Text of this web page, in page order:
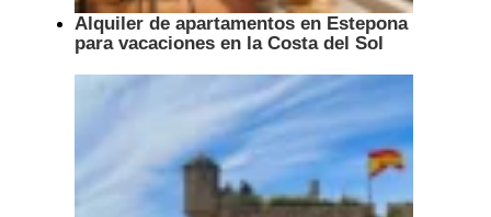
Alquiler de apartamentos en Estepona
para vacaciones en la Costa del Sol